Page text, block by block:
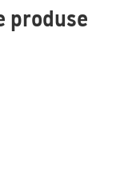
produse